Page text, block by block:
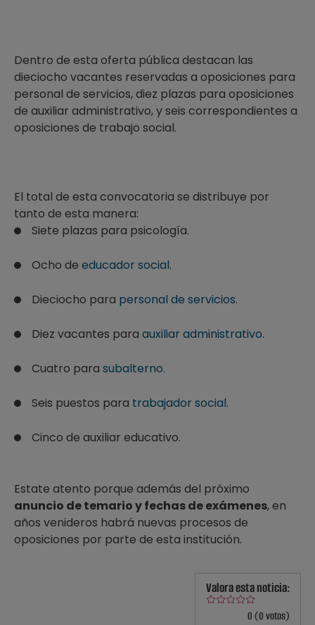
Dentro de esta oferta pública destacan las
dieciocho vacantes reservadas a oposiciones para
personal de servicios, diez plazas para oposiciones
de auxiliar administrativo, y seis correspondientes a
oposiciones de trabajo social.
El total de esta convocatoria se distribuye por
tanto de esta manera:
Siete plazas para psicología.
Ocho de educador social.
Dieciocho para personal de servicios.
Diez vacantes para auxiliar administrativo.
Cuatro para subalterno.
Seis puestos para trabajador social.
Cinco de auxiliar educativo.
Estate atento porque además del próximo
anuncio de temario y fechas de exámenes, en
años venideros habrá nuevas procesos de
oposiciones por parte de esta institución.
Valora esta noticia:
0 (0 votos)